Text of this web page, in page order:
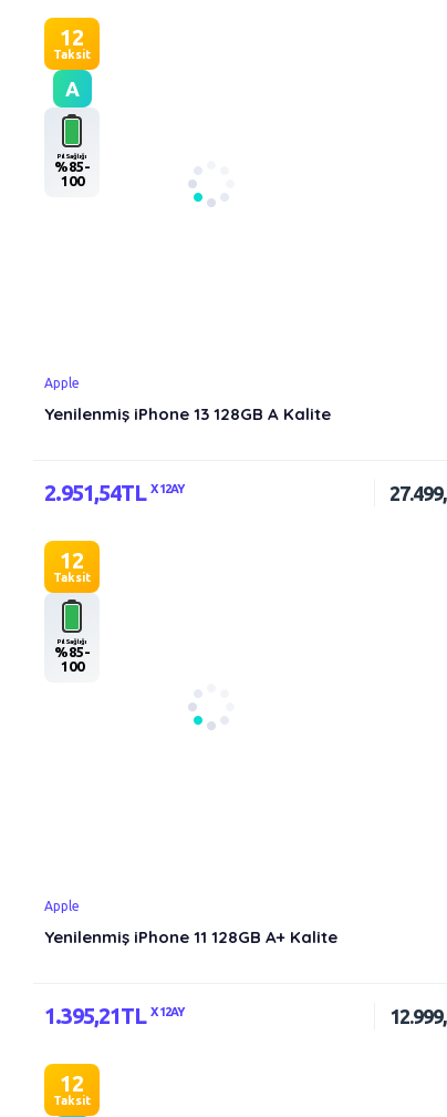
12
Taksit
A
Pil Sağlığı
%85-
100
Apple
Yenilenmiş iPhone 13 128GB A Kalite
2.951,54TL X 12AY
12
Taksit
Pil Sağlığı
%85-
100
Apple
Yenilenmiş iPhone 11 128GB A+ Kalite
1.395,21TL X 12AY
12
Taksit